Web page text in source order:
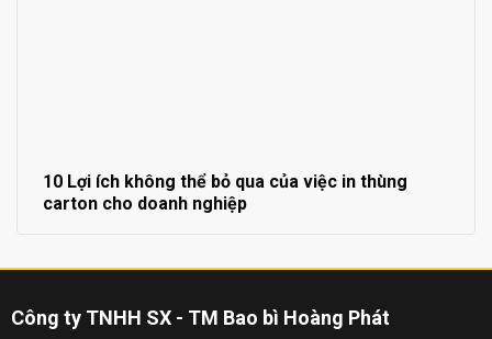
10 Lợi ích không thể bỏ qua của việc in thùng
carton cho doanh nghiệp
Công ty TNHH SX - TM Bao bì Hoàng Phát